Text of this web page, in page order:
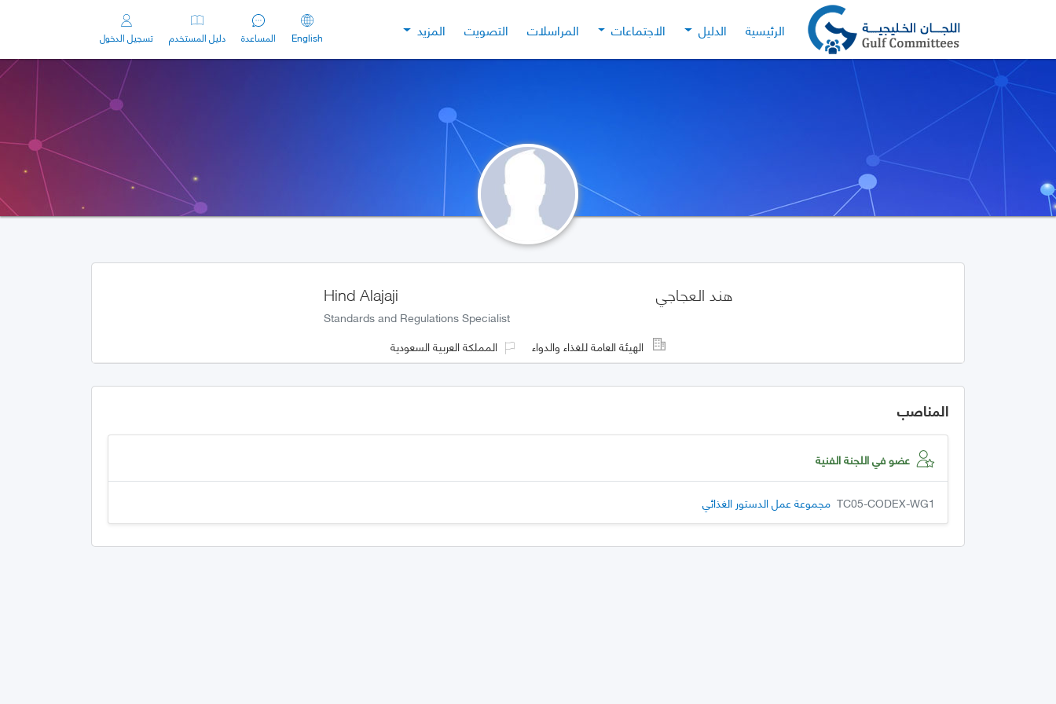
الرئيسية الدليل الاجتماعات المراسلات التصويت المزيد English المساعدة دليل المستخدم تسجيل الدخول
Hind Alajaji
Standards and Regulations Specialist
هند العجاجي
الهيئة العامة للغذاء والدواء المملكة العربية السعودية
المناصب
عضو في اللجنة الفنية
TC05-CODEX-WG1 مجموعة عمل الدستور الغذائي